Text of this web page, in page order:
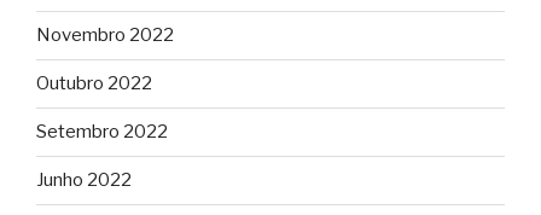
Novembro 2022
Outubro 2022
Setembro 2022
Junho 2022